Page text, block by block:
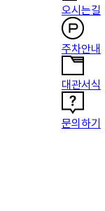
오시는길
주차안내
대관서식
문의하기